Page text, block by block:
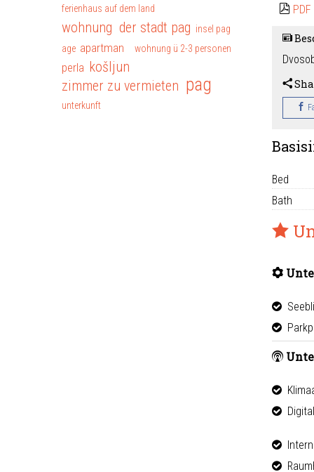
ferienhaus auf dem land
wohnung der stadt pag insel pag
age apartman wohnung ü 2-3 personen
perla košljun
zimmer zu vermieten pag
unterkunft
PDF
Bed
Bath